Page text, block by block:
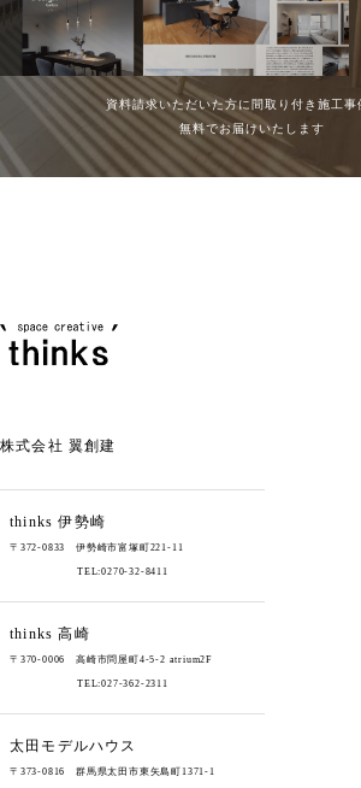
資料請求いただいた方に間取り付き施工事
無料でお届けいたします
株式会社 翼創建
thinks 伊勢崎
〒372-0833 伊勢崎市富塚町221-11
TEL:0270-32-8411
thinks 高崎
〒370-0006 高崎市問屋町4-5-2 atrium2F
TEL:027-362-2311
太田モデルハウス
〒373-0816 群馬県太田市東矢島町1371-1